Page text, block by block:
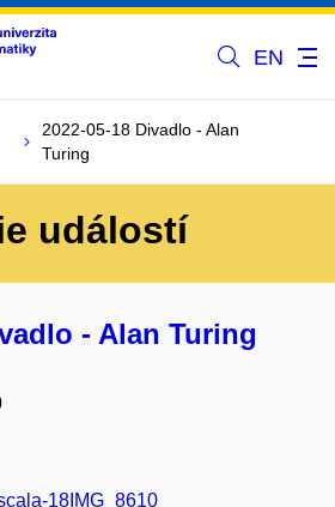
EN
2022-05-18 Divadlo - Alan
Turing
událostí
- Alan Turing